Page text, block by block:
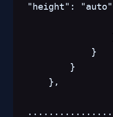
"height": "auto"
}
}
},